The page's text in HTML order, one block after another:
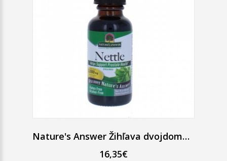
Nature's Answer Žihľava dvojdomá bylinné kvapky 30 ml
16,35€